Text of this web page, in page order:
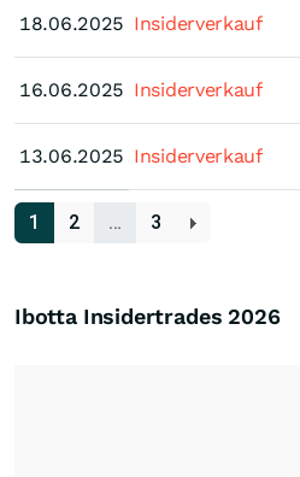
18.06.2025
16.06.2025
13.06.2025
18.06.2025 Insiderverkauf
16.06.2025 Insiderverkauf
13.06.2025 Insiderverkauf
1 2 … 3
Ibotta Insidertrades 2026